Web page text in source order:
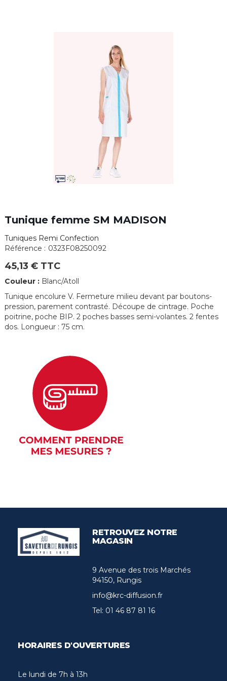
Tunique femme SM MADISON
Tuniques Remi Confection
Référence : 0323F08250092
45,13 € TTC
Couleur : Blanc/Atoll
Tunique encolure V. Fermeture milieu devant par boutons-
pression, parement contrasté. Découpe de cintrage. Poche
poitrine, poche BIP. 2 poches basses semi-volantes. 2 fentes
dos. Longueur : 75 cm.
RETROUVEZ NOTRE
MAGASIN
9 Avenue des trois Marchés
94150, Rungis
info@krc-diffusion.fr
Tel: 01 46 87 81 16
HORAIRES D'OUVERTURES
Le lundi de 7h à 13h